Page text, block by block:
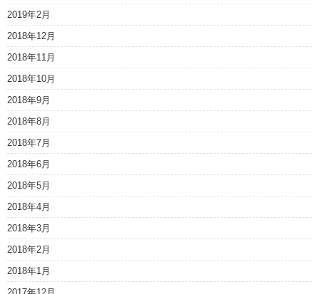
2019年2月
2018年12月
2018年11月
2018年10月
2018年9月
2018年8月
2018年7月
2018年6月
2018年5月
2018年4月
2018年3月
2018年2月
2018年1月